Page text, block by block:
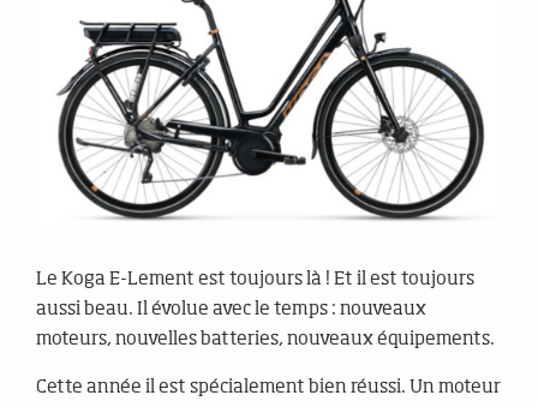
Le Koga E-Lement est toujours là ! Et il est toujours
aussi beau. Il évolue avec le temps : nouveaux
moteurs, nouvelles batteries, nouveaux équipements.
Cette année il est spécialement bien réussi. Un moteur